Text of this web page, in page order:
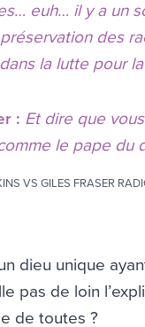
euh… il y a un
des
la lutte pour
: Et dire que
le pape du
VS GILES FRASER
dieu unique
pas de loin
de toutes ?